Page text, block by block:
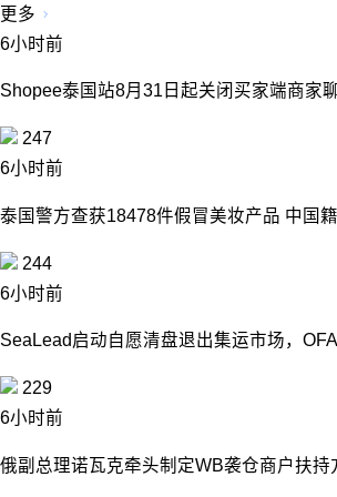
更多
6小时前
Shopee泰国站8月31日起关闭买家端商家
247
6小时前
泰国警方查获18478件假冒美妆产品 中国
244
6小时前
SeaLead启动自愿清盘退出集运市场，
229
6小时前
俄副总理诺瓦克牵头制定WB袭仓商户扶持